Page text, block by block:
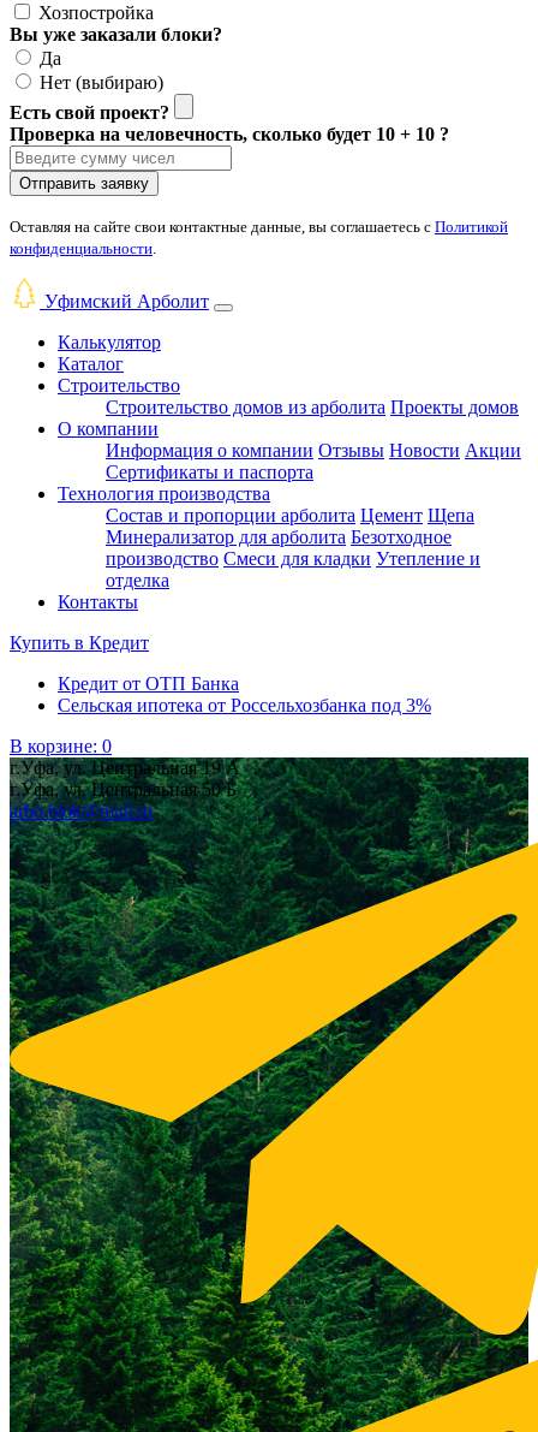
Хозпостройка
Вы уже заказали блоки?
Да
Нет (выбираю)
Есть свой проект?
Проверка на человечность, сколько будет 10 + 10 ?
Отправить заявку
Оставляя на сайте свои контактные данные, вы соглашаетесь с Политикой
конфиденциальности
Уфимский Арболит
Калькулятор
Каталог
Строительство
Строительство домов из арболита Проекты домов
О компании
Информация о компании Отзывы Новости Акции
Сертификаты и паспорта
Технология производства
Состав и пропорции арболита Цемент Щепа
Минерализатор для арболита Безотходное
производство Смеси для кладки Утепление и
отделка
Контакты
Купить в Кредит
Кредит от ОТП Банка
Сельская ипотека от Россельхозбанка под 3%
В корзине: 0
г.Уфа, ул. Центральная 19 А
г.Уфа, ул. Центральная 50 Б
arbo.blok@mail.ru